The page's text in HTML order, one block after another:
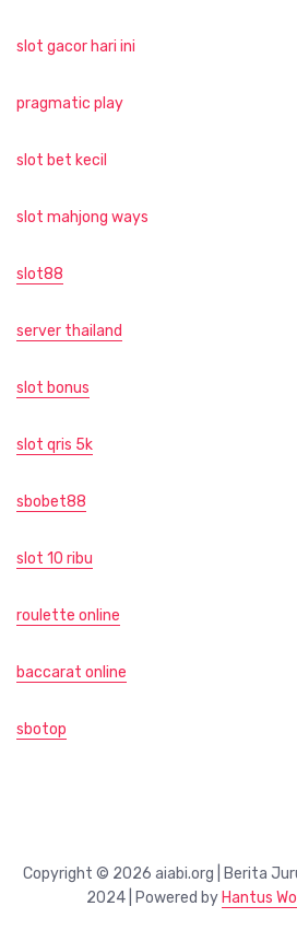
slot gacor hari ini
pragmatic play
slot bet kecil
slot mahjong ways
slot88
server thailand
slot bonus
slot qris 5k
sbobet88
slot 10 ribu
roulette online
baccarat online
sbotop
Copyright © 2026 aiabi.org | Berita
2024 | Powered by Hantus